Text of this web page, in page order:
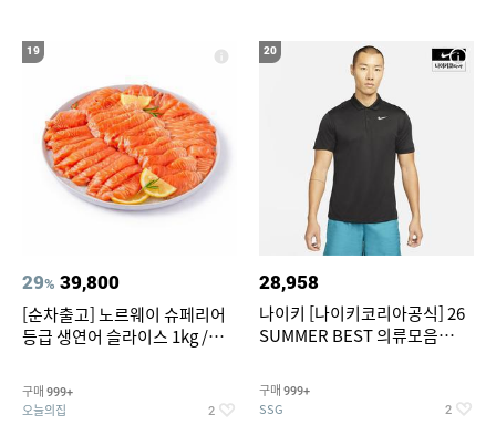
19
29% 39,800
[순차출고] 노르웨이 슈페리어
등급 생연어 슬라이스 1kg /
구매 999+
오늘의집 2
20
28,958
나이키 [나이키코리아공식] 26
SUMMER BEST 의류모음
구매 999+
SSG 2